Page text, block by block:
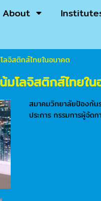
About
ลจิสติกส์ไทยในอนาคต
มโลจิสติกส์ไทยใ
สมาคมวิทยาลัยป้องกัน
ประการ กรรมการผู้จัด